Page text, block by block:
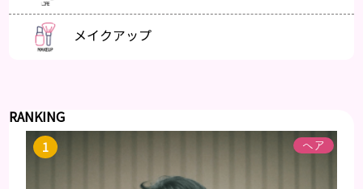
メイクアップ
RANKING
ヘア